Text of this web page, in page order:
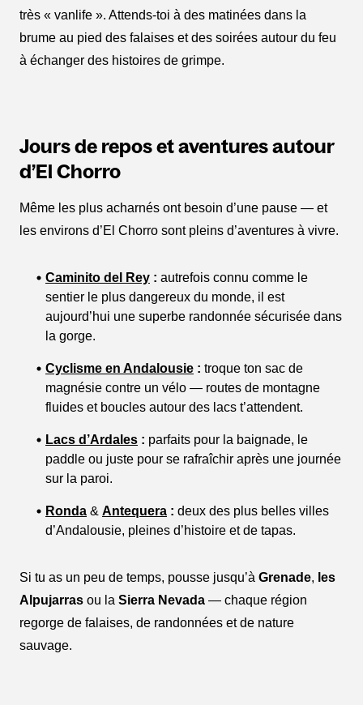
très « vanlife ». Attends-toi à des matinées dans la
brume au pied des falaises et des soirées autour du feu
à échanger des histoires de grimpe.
Jours de repos et aventures autour
d’El Chorro
Même les plus acharnés ont besoin d’une pause — et
les environs d’El Chorro sont pleins d’aventures à vivre.
Caminito del Rey : autrefois connu comme le
sentier le plus dangereux du monde, il est
aujourd’hui une superbe randonnée sécurisée dans
la gorge.
Cyclisme en Andalousie : troque ton sac de
magnésie contre un vélo — routes de montagne
fluides et boucles autour des lacs t’attendent.
Lacs d’Ardales : parfaits pour la baignade, le
paddle ou juste pour se rafraîchir après une journée
sur la paroi.
Ronda & Antequera : deux des plus belles villes
d’Andalousie, pleines d’histoire et de tapas.
Si tu as un peu de temps, pousse jusqu’à Grenade, les
Alpujarras ou la Sierra Nevada — chaque région
regorge de falaises, de randonnées et de nature
sauvage.